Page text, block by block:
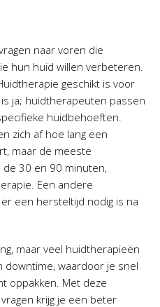
naar voren die
hun huid willen verbeteren.
geschikt is voor
ja; huidtherapeuten passen
huidbehoeften.
zich af hoe lang een
maar de meeste
30 en 90 minuten,
Een andere
een hersteltijd nodig is na
maar veel huidtherapieën
downtime, waardoor je snel
oppakken. Met deze
krijg je een beter